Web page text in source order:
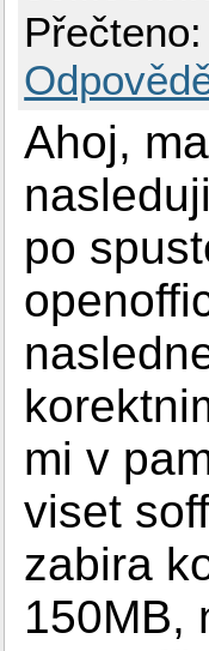
Ahoj,
po
mi v
viset
zabira
150MB,